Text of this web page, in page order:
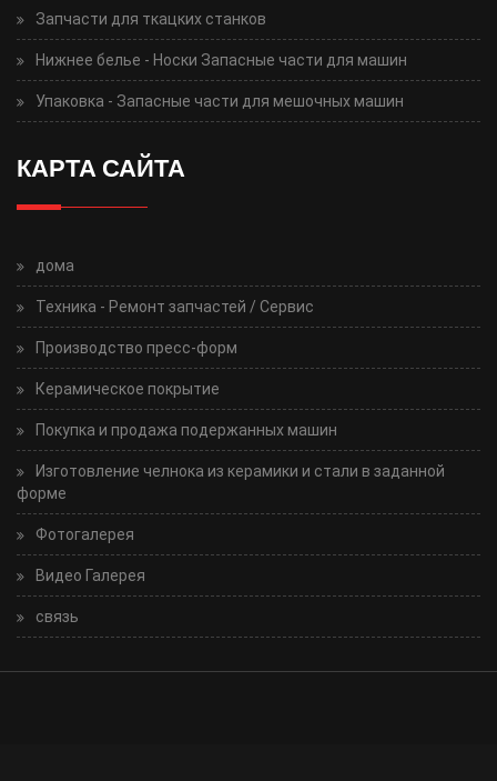
Запчасти для ткацких станков
Нижнее белье - Носки Запасные части для машин
Упаковка - Запасные части для мешочных машин
КАРТА САЙТА
дома
Техника - Ремонт запчастей / Сервис
Производство пресс-форм
Керамическое покрытие
Покупка и продажа подержанных машин
Изготовление челнока из керамики и стали в заданной
форме
Фотогалерея
Видео Галерея
связь